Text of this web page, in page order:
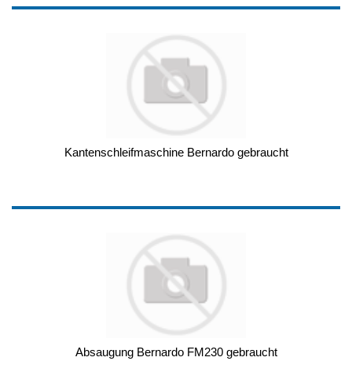
Kantenschleifmaschine Bernardo gebraucht
Absaugung Bernardo FM230 gebraucht